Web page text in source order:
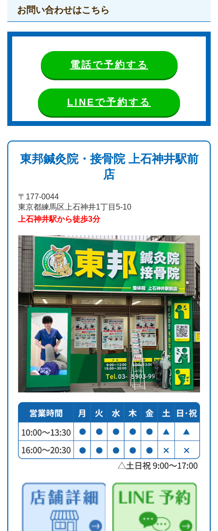
お問い合わせはこちら
電話で予約する
LINEで予約する
東邦鍼灸院・接骨院 上石神井駅前
店
〒177-0044
東京都練馬区上石神井1丁目5-10
上石神井駅から徒歩3分